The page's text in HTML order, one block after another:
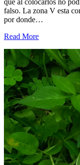
que al colocarlos no
falso. La zona V esta
por donde…
Read More